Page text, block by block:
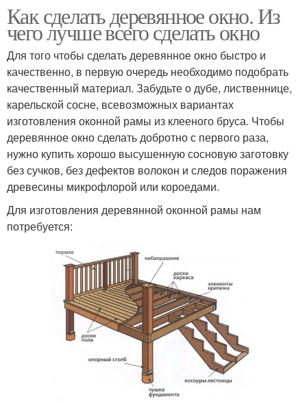
Как сделать деревянное окно. Из
чего лучше всего сделать окно
Для того чтобы сделать деревянное окно быстро и
качественно, в первую очередь необходимо подобрать
качественный материал. Забудьте о дубе, лиственнице,
карельской сосне, всевозможных вариантах
изготовления оконной рамы из клееного бруса. Чтобы
деревянное окно сделать добротно с первого раза,
нужно купить хорошо высушенную сосновую заготовку
без сучков, без дефектов волокон и следов поражения
древесины микрофлорой или короедами.
Для изготовления деревянной оконной рамы нам
потребуется: